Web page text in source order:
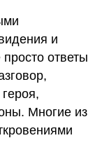
и
ответы
Многие из